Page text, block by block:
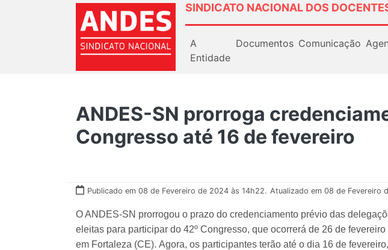
SINDICATO NACIONAL DOS
A
Entidade
Documentos Comunicação
ANDES-SN prorroga
Congresso até 16 de fevereiro
Publicado em 08 de Fevereiro de 2024 às 14h22. Atualizado em 08 de Fevereiro
O ANDES-SN prorrogou o prazo do credenciamento prévio das
eleitas para participar do 42º Congresso, que ocorrerá de 26 de fevereiro
em Fortaleza (CE). Agora, os participantes terão até o dia 16 de